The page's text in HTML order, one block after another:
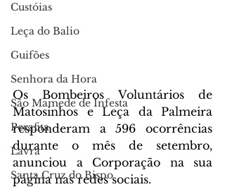
Custóias
Leça do Balio
Guifões
Senhora da Hora
São Mamede de Infesta
Perafita
Lavra
Santa Cruz do Bispo
Os Bombeiros Voluntários de
Matosinhos e Leça da Palmeira
responderam a 596 ocorrências
durante o mês de setembro,
anunciou a Corporação na sua
página nas redes sociais.